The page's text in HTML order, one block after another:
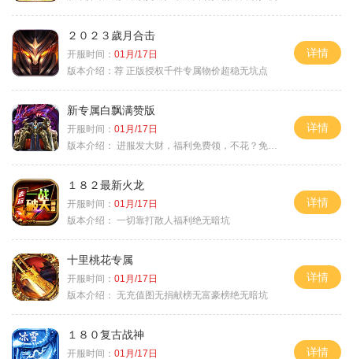
２０２３歲月合击
开服时间： 01月/17日
版本介绍： 荐 正版授权千件专属物价超稳无坑点
详情
新专属白飘满赞版
开服时间： 01月/17日
版本介绍： 进服发大财，福利免费领，不花？免费通关！
详情
１８２最新火龙
开服时间： 01月/17日
版本介绍： 一切靠打散人福利绝无暗坑
详情
十里桃花专属
开服时间： 01月/17日
版本介绍： 无充值图无捐献榜无富豪榜绝无暗坑
详情
１８０复古战神
开服时间： 01月/17日
详情